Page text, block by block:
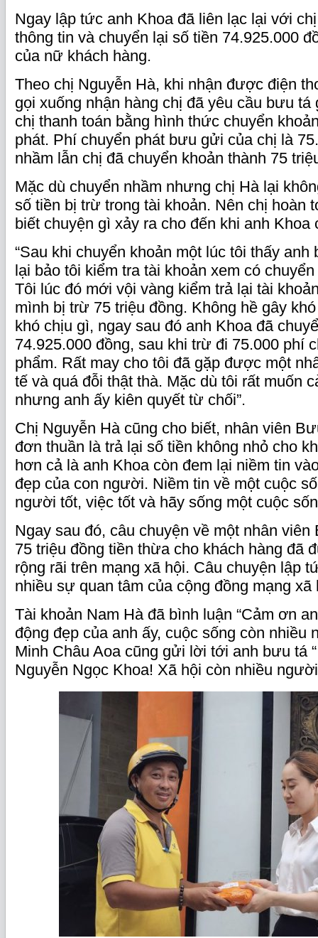
Ngay lập tức anh Khoa đã liên lạc lại với
thông tin và chuyển lại số tiền 74.925.000
của nữ khách hàng.
Theo chị Nguyễn Hà, khi nhận được điện
gọi xuống nhận hàng chị đã yêu cầu bưu
chị thanh toán bằng hình thức chuyển
phát. Phí chuyển phát bưu gửi của chị là
nhầm lẫn chị đã chuyển khoản thành 75
Mặc dù chuyển nhầm nhưng chị Hà lại
số tiền bị trừ trong tài khoản. Nên chị hoàn
biết chuyện gì xảy ra cho đến khi anh Khoa
“Sau khi chuyển khoản một lúc tôi thấy
lại bảo tôi kiểm tra tài khoản xem có
Tôi lúc đó mới vội vàng kiểm trả lại tài
mình bị trừ 75 triệu đồng. Không hề gây
khó chịu gì, ngay sau đó anh Khoa đã
74.925.000 đồng, sau khi trừ đi 75.000 phí
phẩm. Rất may cho tôi đã gặp được một
tế và quá đỗi thật thà. Mặc dù tôi rất muốn
nhưng anh ấy kiên quyết từ chối”.
Chị Nguyễn Hà cũng cho biết, nhân viên
đơn thuần là trả lại số tiền không nhỏ cho
hơn cả là anh Khoa còn đem lại niềm tin
đẹp của con người. Niềm tin về một cuộc
người tốt, việc tốt và hãy sống một cuộc
Ngay sau đó, câu chuyện về một nhân
75 triệu đồng tiền thừa cho khách hàng đã
rộng rãi trên mạng xã hội. Câu chuyện lập
nhiều sự quan tâm của cộng đồng mạng xã
Tài khoản Nam Hà đã bình luận “Cảm ơn
động đẹp của anh ấy, cuộc sống còn nhiều
Minh Châu Aoa cũng gửi lời tới anh bưu tá
Nguyễn Ngọc Khoa! Xã hội còn nhiều